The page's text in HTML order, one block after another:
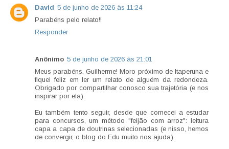
David 5 de junho de 2026 às 11:24
Parabéns pelo relato!!
Responder
Anônimo 5 de junho de 2026 às 21:01
Meus parabéns, Guilherme! Moro próximo de Itaperuna e
fiquei feliz em ler um relato de alguém da redondeza.
Obrigado por compartilhar conosco sua trajetória (e nos
inspirar por ela).
Eu também tento seguir, desde que comecei a estudar
para concursos, um método "feijão com arroz": leitura
capa a capa de doutrinas selecionadas (e nisso, hemos
de convergir, o blog do Edu muito nos ajuda).